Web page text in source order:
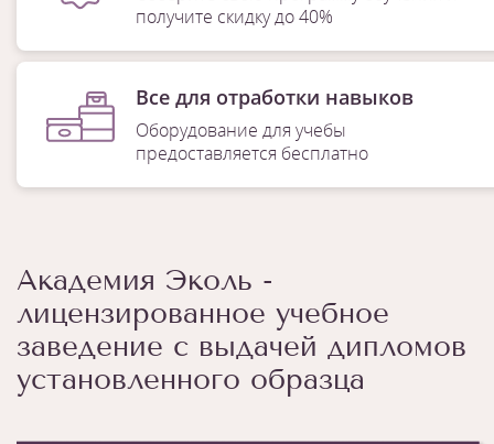
получите скидку до 40%
Все для отработки навыков
Оборудование для учебы
предоставляется бесплатно
Академия Эколь -
лицензированное учебное
заведение с выдачей дипломов
установленного образца